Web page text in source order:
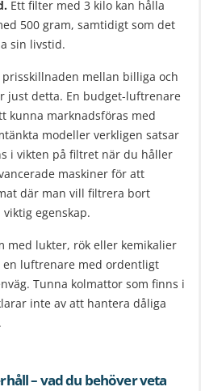
Ett filter med 3 kilo kan hålla
500 gram, samtidigt som det
sin livstid.
mellan billiga och
just detta. En budget-luftrenare
kunna marknadsföras med
modeller verkligen satsar
i vikten på filtret när du håller
maskiner för att
där man vill filtrera bort
egenskap.
med lukter, rök eller kemikalier
luftrenare med ordentligt
Tunna kolmattor som finns i
inte av att hantera dåliga
– vad du behöver veta